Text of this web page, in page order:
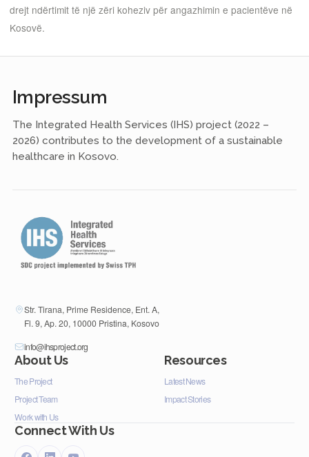
drejt ndërtimit të një zëri koheziv për angazhimin e pacientëve në
Kosovë.
Impressum
The Integrated Health Services (IHS) project (2022 –
2026) contributes to the development of a sustainable
healthcare in Kosovo.
Str. Tirana, Prime Residence, Ent. A,
Fl. 9, Ap. 20, 10000 Pristina, Kosovo
info@ihsproject.org
About Us
The Project
Project Team
Work with Us
Resources
Latest News
Impact Stories
Connect With Us